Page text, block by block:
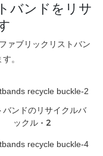
バンドをリサ
ァブリックリストバン
。
バンドのリサイクルバ
ックル - 2